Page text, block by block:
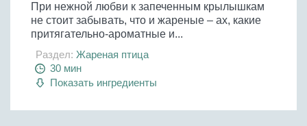
При нежной любви к запеченным крылышкам
не стоит забывать, что и жареные – ах, какие
притягательно-ароматные и...
Раздел: Жареная птица
30 мин
Показать ингредиенты